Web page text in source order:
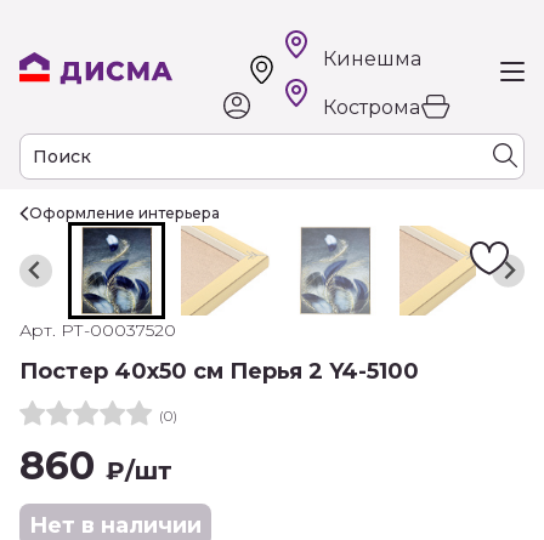
Кинешма
Кострома
Оформление интерьера
Арт. РТ-00037520
Постер 40х50 см Перья 2 Y4-5100
(0)
860 ₽/шт
Нет в наличии